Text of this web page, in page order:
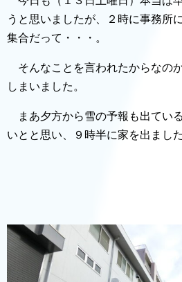
うと思いましたが、２時に事務所に
集合だって・・・。
そんなことを言われたからなの
しまいました。
まあ夕方から雪の予報も出てい
いとと思い、９時半に家を出ました